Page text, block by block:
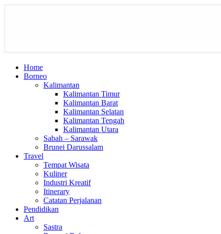
Home
Borneo
Kalimantan
Kalimantan Timur
Kalimantan Barat
Kalimantan Selatan
Kalimantan Tengah
Kalimantan Utara
Sabah – Sarawak
Brunei Darussalam
Travel
Tempat Wisata
Kuliner
Industri Kreatif
Itinerary
Catatan Perjalanan
Pendidikan
Art
Sastra